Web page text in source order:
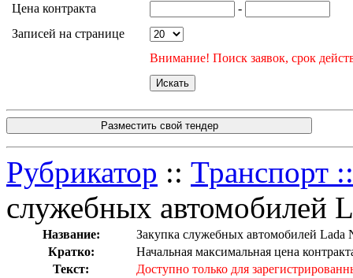
Цена контракта
-
Записей на странице
Внимание! Поиск заявок, срок
Разместить свой тендер
Рубрикатор :: Транспорт
служебных автомобилей
Название:
Закупка служебных автомобилей Lada
Кратко:
Начальная максимальная цена
Текст:
Доступно только для